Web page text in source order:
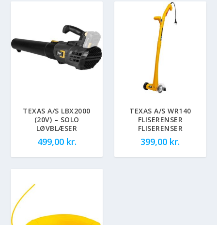
TEXAS A/S LBX2000
(20V) – SOLO
LØVBLÆSER
499,00 kr.
TEXAS A/S WR140
FLISERENSER
FLISERENSER
399,00 kr.